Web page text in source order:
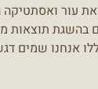
עור
בהשגת תוצאות
אנחנו שמים